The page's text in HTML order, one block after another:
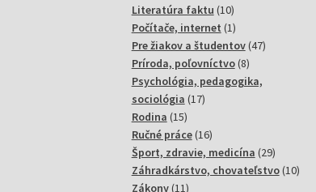
produktov
Literatúra faktu 1010
produktov
Počítače, internet 11
produkt
Pre žiakov a študentov 4747
Príroda, poľovníctvo 88
produktov
Psychológia, pedagogika,
sociológia 1717
Rodina 1515
produktov
Ručné práce 1616
produktov
Šport, zdravie, medicína 2929
produktov
Záhradkárstvo, chovateľstvo 1010
Zákony 1111